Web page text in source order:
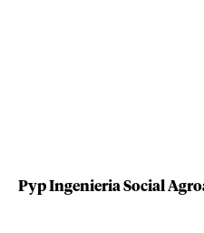
Pyp Ingenieria Social